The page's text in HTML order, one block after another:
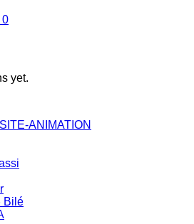
0
yet.